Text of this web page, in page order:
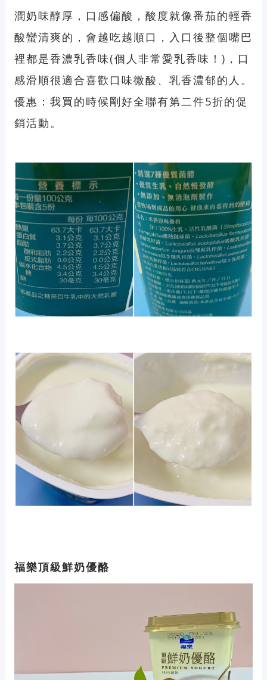
潤奶味醇厚，口感偏酸，酸度就像番茄的輕香
酸蠻清爽的，會越吃越順口，入口後整個嘴巴
裡都是香濃乳香味(個人非常愛乳香味！)，口
感滑順很適合喜歡口味微酸、乳香濃郁的人。
優惠：我買的時候剛好全聯有第二件5折的促
銷活動。
福樂頂級鮮奶優酪